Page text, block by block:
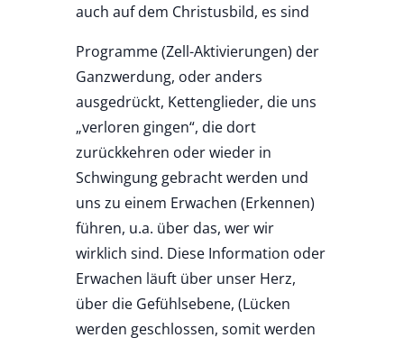
auch auf dem Christusbild, es sind
Programme (Zell-Aktivierungen) der
Ganzwerdung, oder anders
ausgedrückt, Kettenglieder, die uns
„verloren gingen“, die dort
zurückkehren oder wieder in
Schwingung gebracht werden und
uns zu einem Erwachen (Erkennen)
führen, u.a. über das, wer wir
wirklich sind. Diese Information oder
Erwachen läuft über unser Herz,
über die Gefühlsebene, (Lücken
werden geschlossen, somit werden